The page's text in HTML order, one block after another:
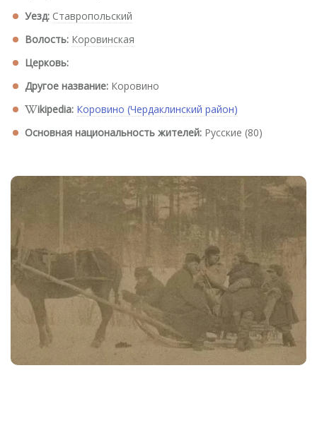
Уезд: Ставропольский
Волость: Коровинская
Церковь:
Другое название: Коровино
ikipedia: Коровино (Чердаклинский район)
Основная национальность жителей: Русские (80)